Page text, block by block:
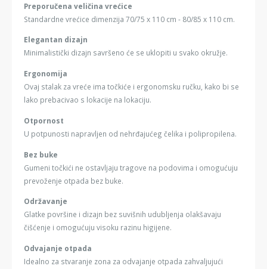
Preporučena veličina vrećice
Standardne vrećice dimenzija 70/75 x 110 cm - 80/85 x 110 cm.
Elegantan dizajn
Minimalistički dizajn savršeno će se uklopiti u svako okružje.
Ergonomija
Ovaj stalak za vreće ima točkiće i ergonomsku ručku, kako bi se
lako prebacivao s lokacije na lokaciju.
Otpornost
U potpunosti napravljen od nehrđajućeg čelika i polipropilena.
Bez buke
Gumeni točkići ne ostavljaju tragove na podovima i omogućuju
prevoženje otpada bez buke.
Održavanje
Glatke površine i dizajn bez suvišnih udubljenja olakšavaju
čišćenje i omogućuju visoku razinu higijene.
Odvajanje otpada
Idealno za stvaranje zona za odvajanje otpada zahvaljujući